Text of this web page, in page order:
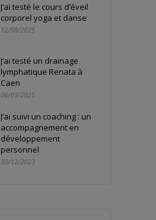
J’ai testé le cours d’éveil
corporel yoga et danse
12/08/2025
J’ai testé un drainage
lymphatique Renata à
Caen
06/03/2025
J’ai suivi un coaching : un
accompagnement en
développement
personnel
30/12/2023